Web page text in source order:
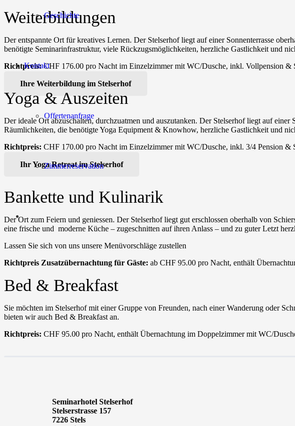
Geschichte
Kontakt
Offertenanfrage
Zimmerreservation
Weiterbildungen
Der entspannte Ort für kreatives Lernen. Der Stelserhof liegt auf einer Sonnenterrasse
benötigte Seminarinfrastruktur, viele Rückzugsmöglichkeiten, herzliche Gastlichkeit und
Richtpreis:CHF 176.00 pro Nacht im Einzelzimmer mit WC/Dusche, inkl. Vollpension &
Ihre Weiterbildung im Stelserhof
Yoga & Auszeiten
Der ideale Ort abzuschalten, durchzuatmen und auszutanken. Der Stelserhof liegt auf
Räumlichkeiten, die benötigte Yoga Equipment & Knowhow, herzliche Gastlichkeit und
Richtpreis: CHF 170.00 pro Nacht im Einzelzimmer mit WC/Dusche, inkl. 3/4 Pension &
Ihr Yoga Retreat im Stelserhof
Bankette und Kulinarik
Der Ort zum Feiern und geniessen. Der Stelserhof liegt gut erschlossen oberhalb von
eine frische und moderne Küche – zugeschnitten auf ihren Anlass – und zu guter Letzt
Lassen Sie sich von uns unsere Menüvorschläge zustellen
Richtpreis Zusatzübernachtung für Gäste: ab CHF 95.00 pro Nacht, enthält
Bed & Breakfast
Sie möchten im Stelserhof mit einer Gruppe von Freunden, nach einer Wanderung oder
bieten wir auch Bed & Breakfast an.
Richtpreis: CHF 95.00 pro Nacht, enthält Übernachtung im Doppelzimmer mit WC/
Seminarhotel Stelserhof
Stelserstrasse 157
7226 Stels